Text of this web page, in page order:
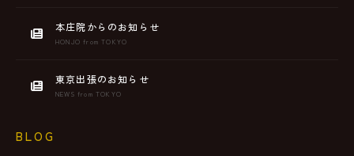
本庄院からのお知らせ
HONJO from TOKYO
東京出張のお知らせ
NEWS from TOKYO
BLOG